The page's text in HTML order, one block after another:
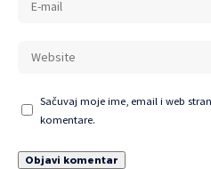
Sačuvaj moje ime, email i web
komentare.